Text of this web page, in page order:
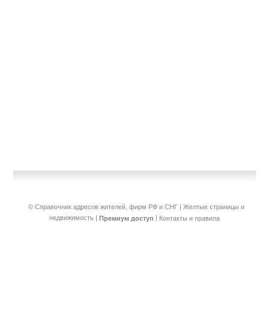
© Справочник адресов жителей, фирм РФ и СНГ | Желтые страницы и
недвижимость | Премиум доступ | Контакты и правила